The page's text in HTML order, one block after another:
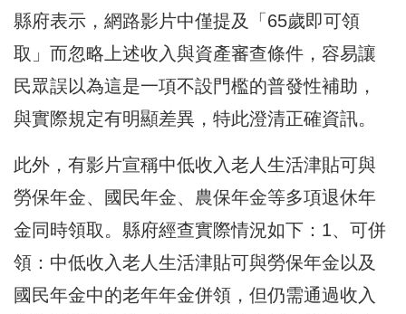
縣府表示，網路影片中僅提及「65歲即可領
取」而忽略上述收入與資產審查條件，容易讓
民眾誤以為這是一項不設門檻的普發性補助，
與實際規定有明顯差異，特此澄清正確資訊。
此外，有影片宣稱中低收入老人生活津貼可與
勞保年金、國民年金、農保年金等多項退休年
金同時領取。縣府經查實際情況如下：1、可併
領：中低收入老人生活津貼可與勞保年金以及
國民年金中的老年年金併領，但仍需通過收入